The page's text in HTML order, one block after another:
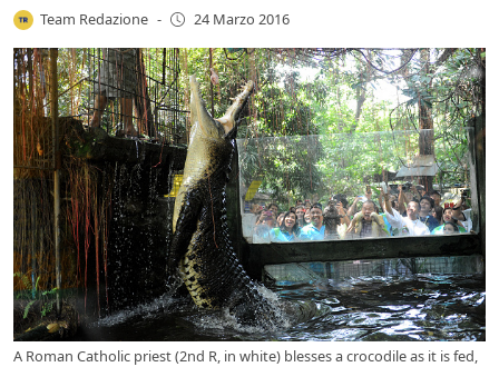
Team Redazione - 24 Marzo 2016
A Roman Catholic priest (2nd R, in white) blesses a crocodile as it is fed,